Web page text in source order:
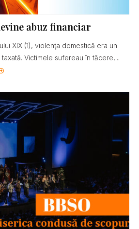
abuz financiar
XIX (1), violenţa domestică era un
Victimele sufereau în tăcere,...